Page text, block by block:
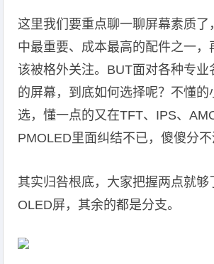
这里我们要重点聊一聊屏幕素质了
中最重要、成本最高的配件之一，
该被格外关注。BUT面对各种专业
的屏幕，到底如何选择呢？不懂的
选，懂一点的又在TFT、IPS、
PMOLED里面纠结不已，傻傻分不
其实归咎根底，大家把握两点就够
OLED屏，其余的都是分支。